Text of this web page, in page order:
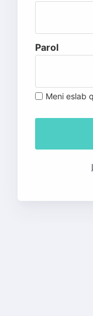
Parol
Meni eslab